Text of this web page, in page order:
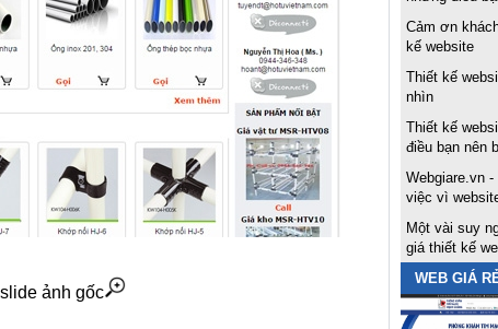
ảnh gốc
Cảm ơn
kế website
Thiết kế
nhìn
Thiết kế
điều bạn nên
Webgiare.vn
việc vì
Một vài suy
giá thiết kế
WEB GIÁ